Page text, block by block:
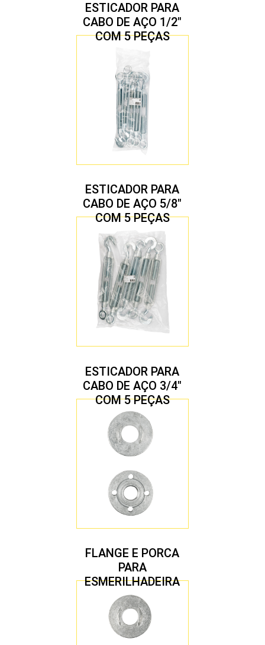
ESTICADOR PARA
CABO DE AÇO 1/2″
COM 5 PEÇAS
ESTICADOR PARA
CABO DE AÇO 5/8″
COM 5 PEÇAS
ESTICADOR PARA
CABO DE AÇO 3/4″
COM 5 PEÇAS
FLANGE E PORCA
PARA
ESMERILHADEIRA
4.1/2″ 22,23 MM